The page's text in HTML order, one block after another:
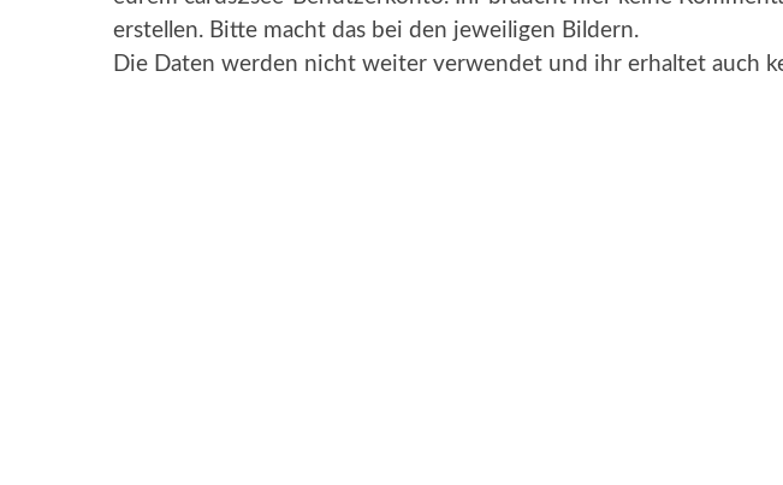
erstellen. Bitte macht das bei den jeweiligen Bildern.
Die Daten werden nicht weiter verwendet und ihr erhaltet auch